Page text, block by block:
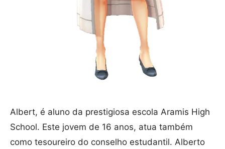
Albert, é aluno da prestigiosa escola Aramis High
School. Este jovem de 16 anos, atua também
como tesoureiro do conselho estudantil. Alberto